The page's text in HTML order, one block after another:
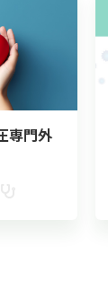
専門外